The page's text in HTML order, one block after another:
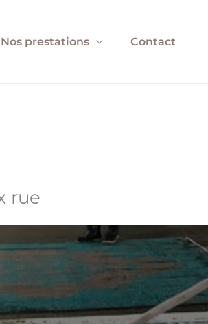
Nos prestations Contact
rue